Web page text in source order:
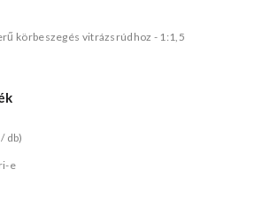
körbeszegés vitrázsrúdhoz - 1:1,5
db)
e